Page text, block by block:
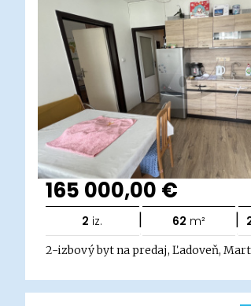
165 000,00 €
2 iz. | 62 m² |
2-izbový byt na predaj, Ľadoveň,